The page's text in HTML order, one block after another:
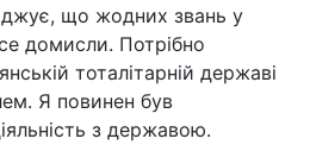
Війна
що жодних звань у
домисли. Потрібно
тоталітарній державі
Я повинен був
з державою.